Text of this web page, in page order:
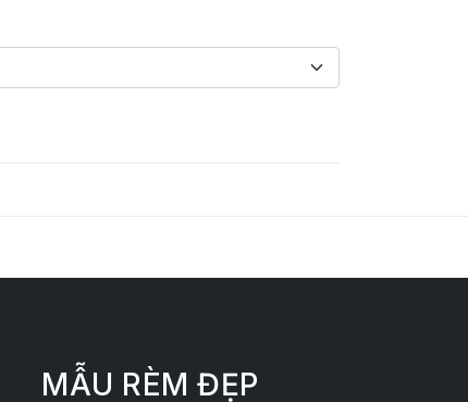
MẪU RÈM ĐẸP